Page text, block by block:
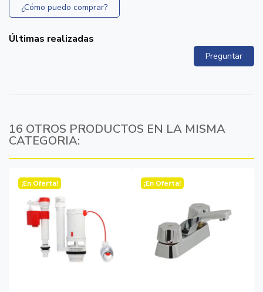
¿Cómo puedo comprar?
Últimas realizadas
Preguntar
16 OTROS PRODUCTOS EN LA MISMA
CATEGORIA:
¡En Oferta! ¡En Oferta!